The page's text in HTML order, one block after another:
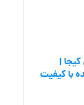
کیجا |
با کیفیت